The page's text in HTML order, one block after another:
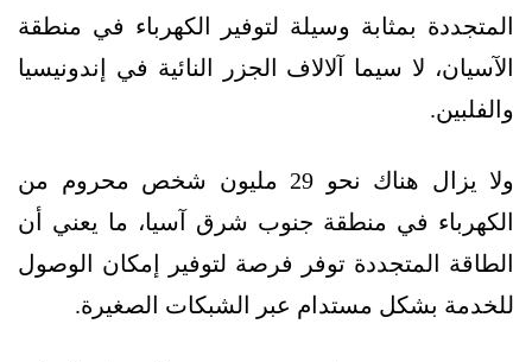
المتجددة بمثابة وسيلة لتوفير الكهرباء في منطقة
الآسيان، لا سيما آلالاف الجزر النائية في إندونيسيا
والفلبين.
ولا يزال هناك نحو 29 مليون شخص محروم من
الكهرباء في منطقة جنوب شرق آسيا، ما يعني أن
الطاقة المتجددة توفر فرصة لتوفير إمكان الوصول
للخدمة بشكل مستدام عبر الشبكات الصغيرة.